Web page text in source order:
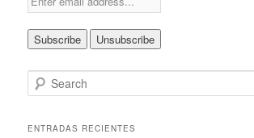
e
rENTRADAS RECIENTES